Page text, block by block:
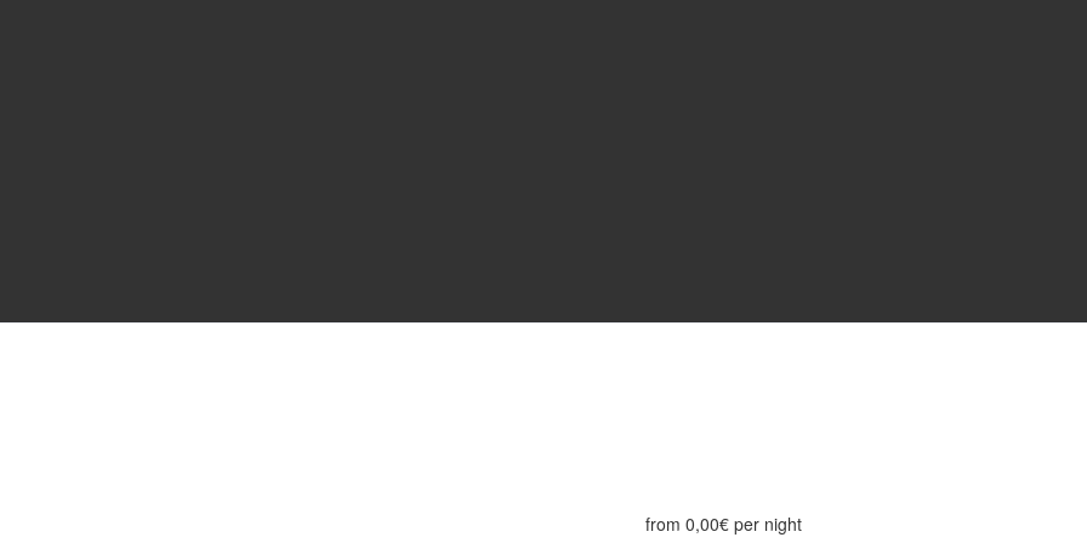
from 0,00€per night